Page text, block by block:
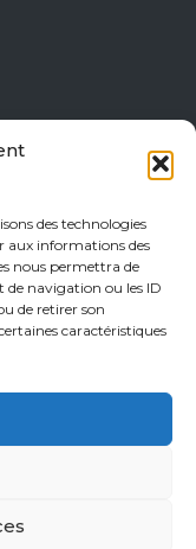
des technologies
aux informations des
nous permettra de
de navigation ou les ID
de retirer son
caractéristiques